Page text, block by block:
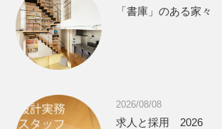
「書庫」のある家々
2026/08/08
求人と採用 2026